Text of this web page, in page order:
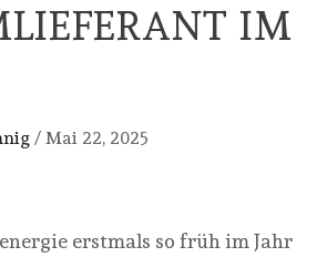
IM
/ Mai 22, 2025
erstmals so früh im Jahr